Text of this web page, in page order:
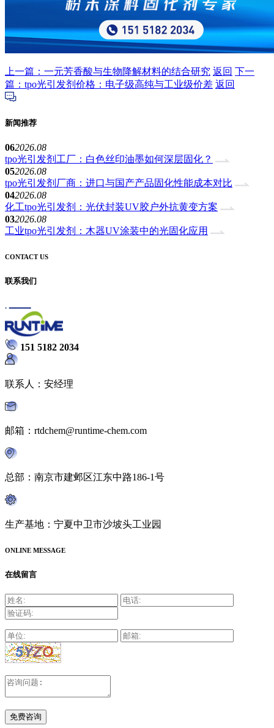
上一篇：一元芳香酸与生物降解材料的结合研究 返回 下一
篇：tpo光引发剂价格：电子级高纯与工业级价差 返回
新闻推荐
062026.08
tpo光引发剂工厂：白色丝印油墨如何深层固化？
052026.08
tpo光引发剂厂商：进口与国产产品固化性能成本对比
042026.08
化工tpo光引发剂：光伏封装UV胶户外抗黄变方案
032026.08
工业tpo光引发剂：木器UV涂装中的光固化应用
CONTACT US
联系我们
151 5182 2034
联系人：安经理
邮箱：rtdchem@runtime-chem.com
总部：南京市建邺区江东中路186-1号
生产基地：宁夏中卫市沙坡头工业园
ONLINE MESSAGE
在线留言